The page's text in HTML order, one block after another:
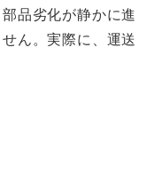
品劣化が静かに進
ん。実際に、運送